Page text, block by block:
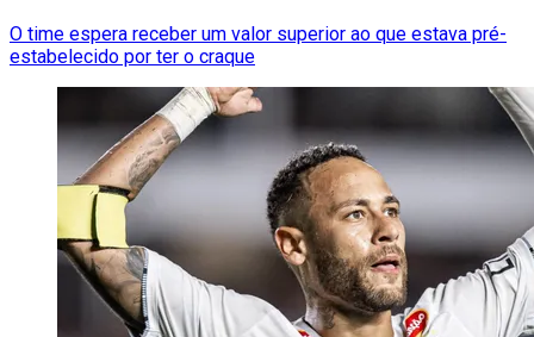
O time espera receber um valor superior ao que estava pré-
estabelecido por ter o craque